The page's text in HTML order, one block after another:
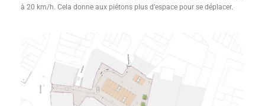
à 20 km/h. Cela donne aux piétons plus d’espace pour se déplacer.